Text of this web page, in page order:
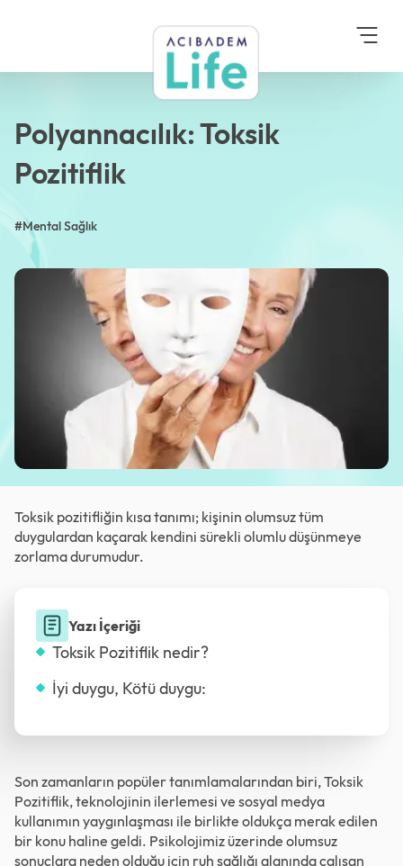
Mental Sağlık
Pozitiflik
Polyannacılık: Toksik
Pozitiflik
#Mental Sağlık
Toksik pozitifliğin kısa tanımı; kişinin olumsuz tüm
duygulardan kaçarak kendini sürekli olumlu düşünmeye
zorlama durumudur.
Yazı İçeriği
Toksik Pozitiflik nedir?
İyi duygu, Kötü duygu:
Son zamanların popüler tanımlamalarından biri, Toksik
Pozitiflik, teknolojinin ilerlemesi ve sosyal medya
kullanımın yaygınlaşması ile birlikte oldukça merak edilen
bir konu haline geldi. Psikolojimiz üzerinde olumsuz
sonuçlara neden olduğu için ruh sağlığı alanında çalışan